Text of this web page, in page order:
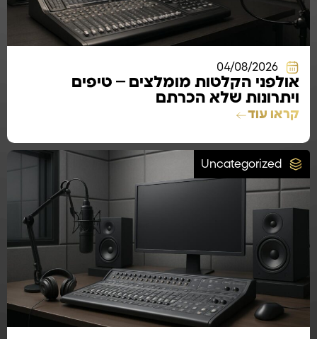
04/08/2026
אולפני הקלטות מומלצים – טיפים
ויתרונות שלא הכרתם
קראו עוד
Uncategorized